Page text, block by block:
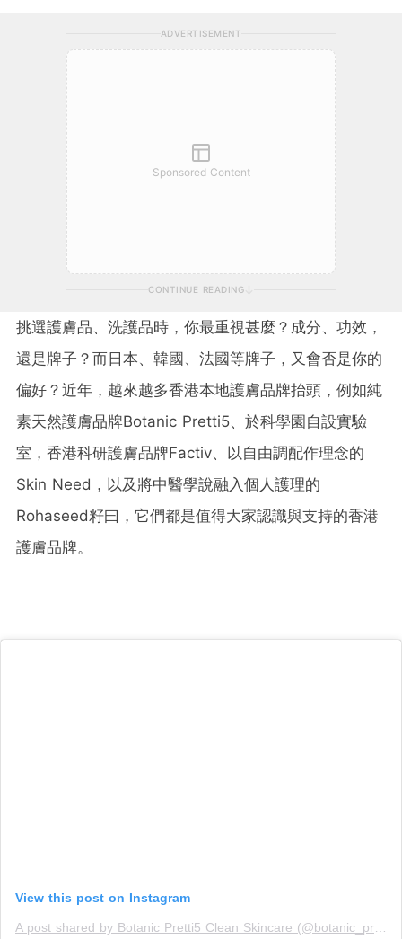
ADVERTISEMENT
Sponsored Content
CONTINUE READING
挑選護膚品、洗護品時，你最重視甚麼？成分、功效，
還是牌子？而日本、韓國、法國等牌子，又會否是你的
偏好？近年，越來越多香港本地護膚品牌抬頭，例如純
素天然護膚品牌Botanic Pretti5、於科學園自設實驗
室，香港科研護膚品牌Factiv、以自由調配作理念的
Skin Need，以及將中醫學說融入個人護理的
Rohaseed籽曰，它們都是值得大家認識與支持的香港
護膚品牌。
View this post on Instagram